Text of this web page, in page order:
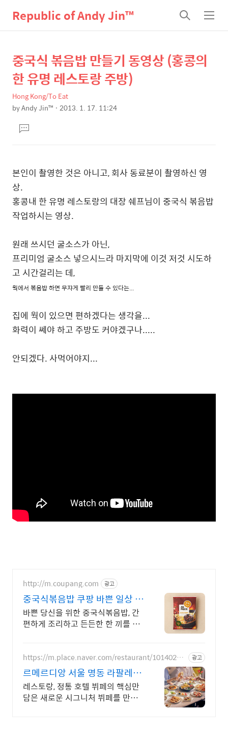
Republic of Andy Jin™
검
색
메
뉴
상
세
컨
텐
본
문
제
목
중국식 볶음밥 만들기 동영상 (홍콩의
한 유명 레스토랑 주방)
Hong Kong/To Eat
byAndy Jin™ 2013. 1. 17. 11:24
문댓
글
본인이 촬영한 것은 아니고, 회사 동료분이 촬영하신 영
상.
홍콩내 한 유명 레스토랑의 대장 쉐프님이 중국식 볶음밥
작업하시는 영상.
원래 쓰시던 굴소스가 아닌,
프리미엄 굴소스 넣으시느라 마지막에 이것 저것 시도하
고 시간걸리는 데,
웍에서 볶음밥 하면 무쟈게 빨리 만들 수 있다는...
집에 웍이 있으면 편하겠다는 생각을...
화력이 쎄야 하고 주방도 커야겠구나.....
안되겠다. 사먹어야지...
http://m.coupang.com 광고
중국식볶음밥 쿠팡 바쁜 일상 속
간편한 식사
바쁜 당신을 위한 중국식볶음밥, 간
편하게 조리하고 든든한 한 끼를 즐
https://m.place.naver.com/restaurant/10140209 광고
르메르디앙 서울 명동 라팔레트
파리
레스토랑, 정통 호텔 뷔페의 핵심만
담은 새로운 시그니처 뷔페를 만나